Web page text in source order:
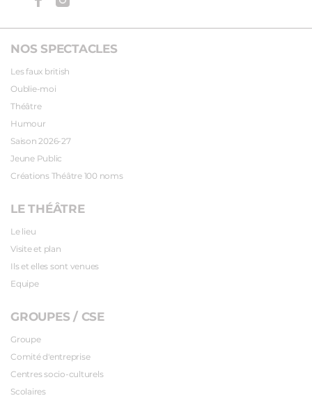
NOS SPECTACLES
Les faux british
Oublie-moi
Théâtre
Humour
Saison 2026-27
Jeune Public
Créations Théâtre 100 noms
LE THÉÂTRE
Le lieu
Visite et plan
Ils et elles sont venues
Equipe
GROUPES / CSE
Groupe
Comité d'entreprise
Centres socio-culturels
Scolaires